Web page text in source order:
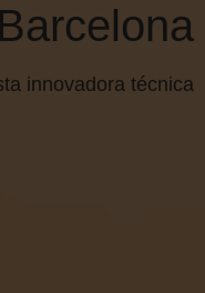
Barcelona
innovadora técnica